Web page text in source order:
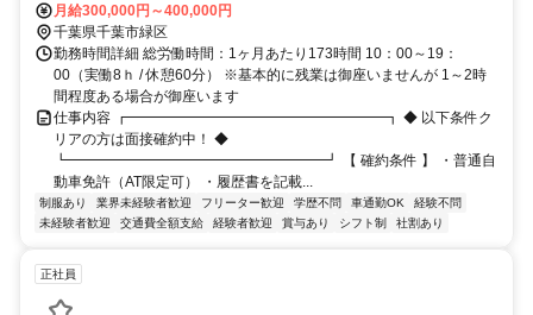
車5分｜京葉道路蘇我インター降りて5分
月給300,000円～400,000円
千葉県千葉市緑区
勤務時間詳細 総労働時間：1ヶ月あたり173時間 10：00～19：
00（実働8ｈ / 休憩60分） ※基本的に残業は御座いませんが 1～2時
間程度ある場合が御座います
仕事内容 ┏━━━━━━━━━━━━━━━━━━┓ ◆ 以下条件ク
リアの方は面接確約中！ ◆
┗━━━━━━━━━━━━━━━━━━┛ 【 確約条件 】 ・普通自
動車免許（AT限定可） ・履歴書を記載...
制服あり 業界未経験者歓迎 フリーター歓迎 学歴不問 車通勤OK
経験不問
未経験者歓迎
交通費全額支給 経験者歓迎 賞与あり シフト制 社割あり
正社員